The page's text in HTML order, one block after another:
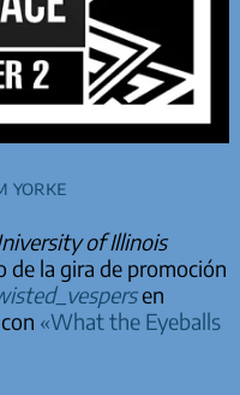
Yorke
of Illinois
de la gira de promoción
en
«What the Eyeballs